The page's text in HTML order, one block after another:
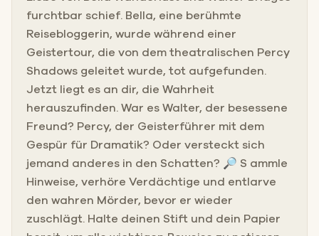
furchtbar schief. Bella, eine berühmte
Reisebloggerin, wurde während einer
Geistertour, die von dem theatralischen Percy
Shadows geleitet wurde, tot aufgefunden.
Jetzt liegt es an dir, die Wahrheit
herauszufinden. War es Walter, der besessene
Freund? Percy, der Geisterführer mit dem
Gespür für Dramatik? Oder versteckt sich
jemand anderes in den Schatten? 🔎 S ammle
Hinweise, verhöre Verdächtige und entlarve
den wahren Mörder, bevor er wieder
zuschlägt. Halte deinen Stift und dein Papier